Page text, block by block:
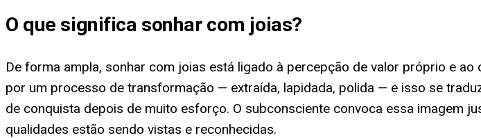
O que significa sonhar com joias?
De forma ampla, sonhar com joias está ligado à percepção de valor próprio e
por um processo de transformação — extraída, lapidada, polida — e isso se
de conquista depois de muito esforço. O subconsciente convoca essa imagem
qualidades estão sendo vistas e reconhecidas.